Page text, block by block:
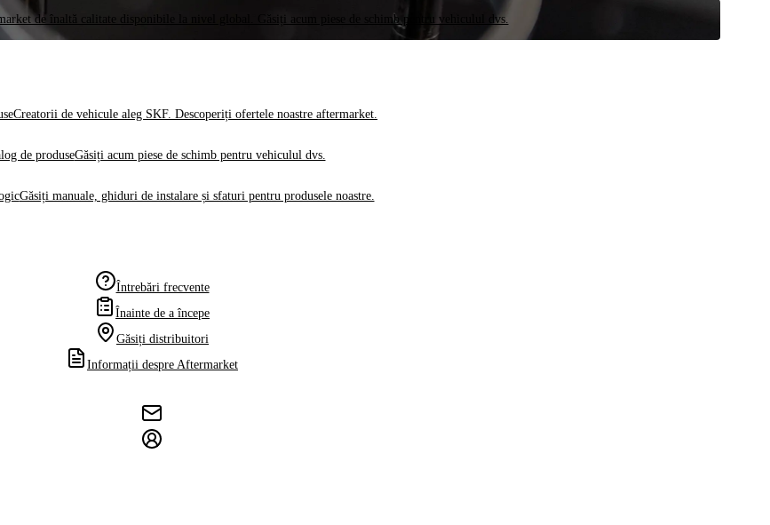
de înaltă calitate disponibile la nivel global. Găsiți acum piese de schimb pentru vehiculul dvs.
Creatorii de vehicule aleg SKF. Descoperiți ofertele noastre aftermarket.
de produseGăsiți acum piese de schimb pentru vehiculul dvs.
Găsiți manuale, ghiduri de instalare și sfaturi pentru produsele noastre.
Întrebări frecvente
Înainte de a începe
Găsiți distribuitori
Informații despre Aftermarket